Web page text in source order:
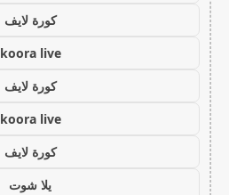
كورة لايف
koora live
كورة لايف
koora live
كورة لايف
يلا شوت